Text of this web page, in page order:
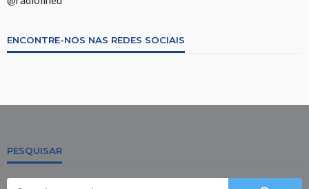
ENCONTRE-NOS NAS REDES SOCIAIS
PESQUISAR